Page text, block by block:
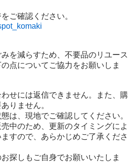
を減らすため、不要品のリユース
点についてご協力をお願いしま
わせには返信できません。また、購
りません。
は、現地でご確認してください。
中のため、更新のタイミングによ
すので、あらかじめご了承くださ
探しもご自身でお願いいたしま